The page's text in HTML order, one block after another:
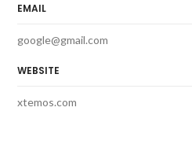
EMAIL
google@gmail.com
WEBSITE
xtemos.com